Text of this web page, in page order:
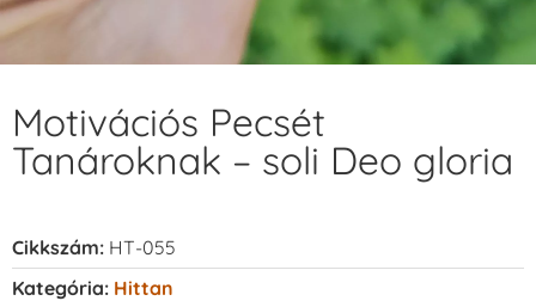
Motivációs Pecsét
Tanároknak – soli Deo gloria
Cikkszám: HT-055
Kategória: Hittan